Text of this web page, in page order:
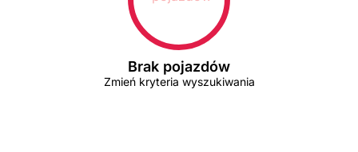
Brak pojazdów
Zmień kryteria wyszukiwania